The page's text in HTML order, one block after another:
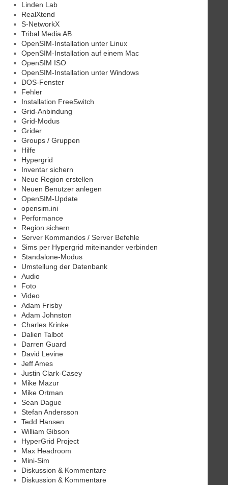
Linden Lab
RealXtend
S-NetworkX
Tribal Media AB
OpenSIM-Installation unter Linux
OpenSIM-Installation auf einem Mac
OpenSIM ISO
OpenSIM-Installation unter Windows
DOS-Fenster
Fehler
Installation FreeSwitch
Grid-Anbindung
Grid-Modus
Grider
Groups / Gruppen
Hilfe
Hypergrid
Inventar sichern
Neue Region erstellen
Neuen Benutzer anlegen
OpenSIM-Update
opensim.ini
Performance
Region sichern
Server Kommandos / Server Befehle
Sims per Hypergrid miteinander verbinden
Standalone-Modus
Umstellung der Datenbank
Audio
Foto
Video
Adam Frisby
Adam Johnston
Charles Krinke
Dalien Talbot
Darren Guard
David Levine
Jeff Ames
Justin Clark-Casey
Mike Mazur
Mike Ortman
Sean Dague
Stefan Andersson
Tedd Hansen
William Gibson
HyperGrid Project
Max Headroom
Mini-Sim
Diskussion & Kommentare
Diskussion & Kommentare